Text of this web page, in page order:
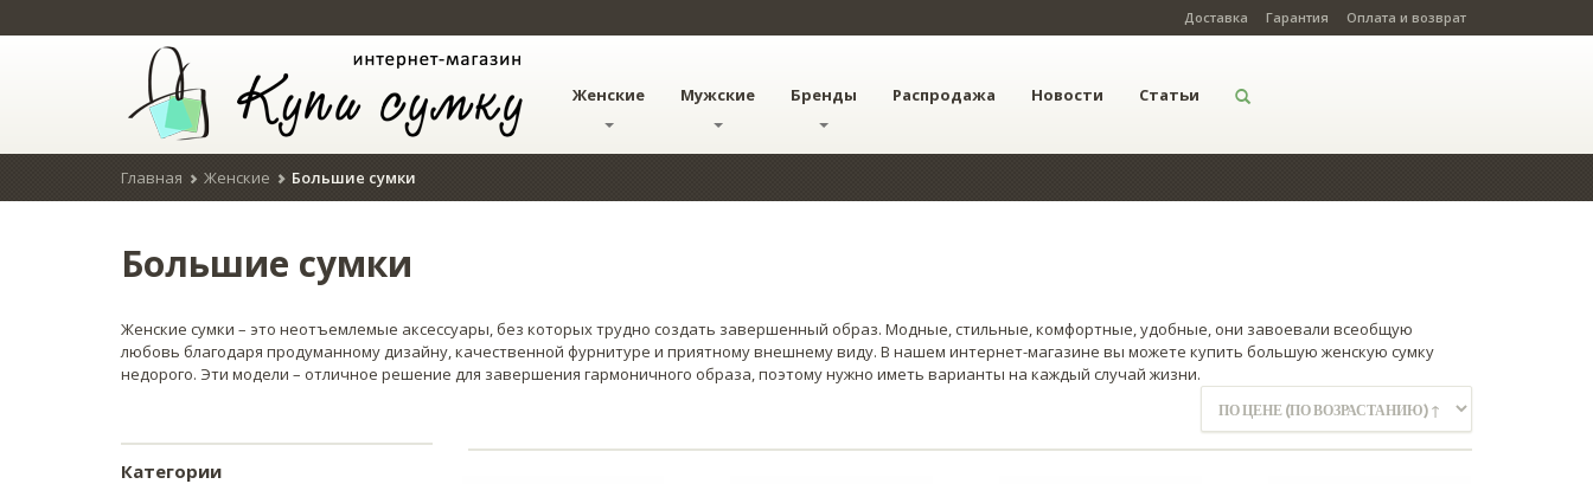
Доставка Гарантия Оплата и возврат
Женские Мужские Бренды Распродажа Новости Статьи
Главная Женские Большие сумки
Большие сумки
Женские сумки – это неотъемлемые аксессуары, без которых трудно создать завершенный образ. Модные, стильные, комфортные, удобные, они завоевали всеобщую
любовь благодаря продуманному дизайну, качественной фурнитуре и приятному внешнему виду. В нашем интернет-магазине вы можете купить большую женскую сумку
недорого. Эти модели – отличное решение для завершения гармоничного образа, поэтому нужно иметь варианты на каждый случай жизни.
Категории